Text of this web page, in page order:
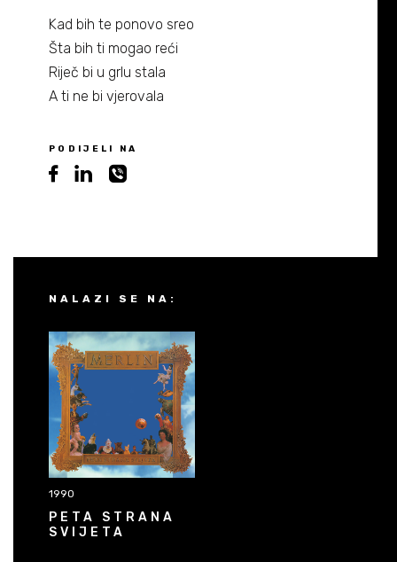
Kad bih te ponovo sreo
Šta bih ti mogao reći
Riječ bi u grlu stala
A ti ne bi vjerovala
PODIJELI NA
NALAZI SE NA:
1990
PETA STRANA
SVIJETA